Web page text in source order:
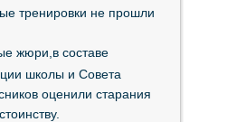
тренировки не прошли
жюри,в составе
школы и Совета
оценили старания